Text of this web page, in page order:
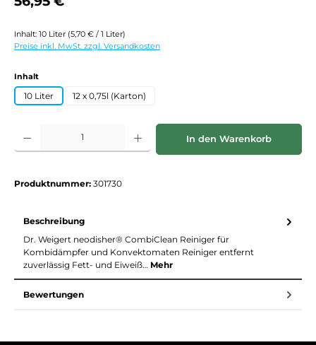
Inhalt: 10 Liter (5,70 € / 1 Liter)
Preise inkl. MwSt. zzgl. Versandkosten
Inhaltauswählen
10 Liter 12 x 0,75l (Karton)
Produkt Anzahl: Gib den gewünschten Wert ein oder benutze die
In den Warenkorb
Produktnummer: 301730
Beschreibung
Dr. Weigert neodisher® CombiClean Reiniger für
Kombidämpfer und Konvektomaten Reiniger entfernt
zuverlässig Fett- und Eiweiß… Mehr
Bewertungen